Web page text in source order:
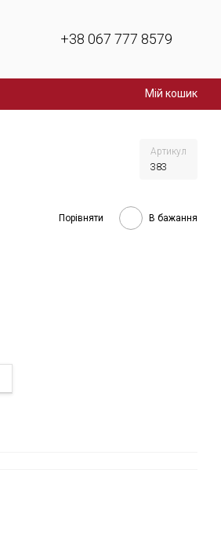
+38 067 777 8579
Мій кошик
Артикул
383
Порівняти В бажання